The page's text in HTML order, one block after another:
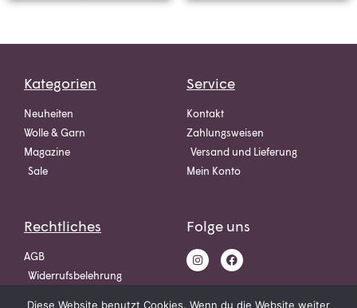
Kategorien
Neuheiten
Wolle & Garn
Magazine
Sale
Service
Kontakt
Zahlungsweisen
Versand und Lieferung
Mein Konto
Rechtliches
AGB
Widerrufsbelehrung
Folge uns
Diese Website benutzt Cookies. Wenn du die Website weiter